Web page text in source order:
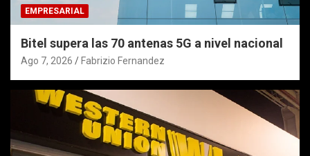
EMPRESARIAL
Bitel supera las 70 antenas 5G a nivel nacional
Ago 7, 2026 Fabrizio Fernandez